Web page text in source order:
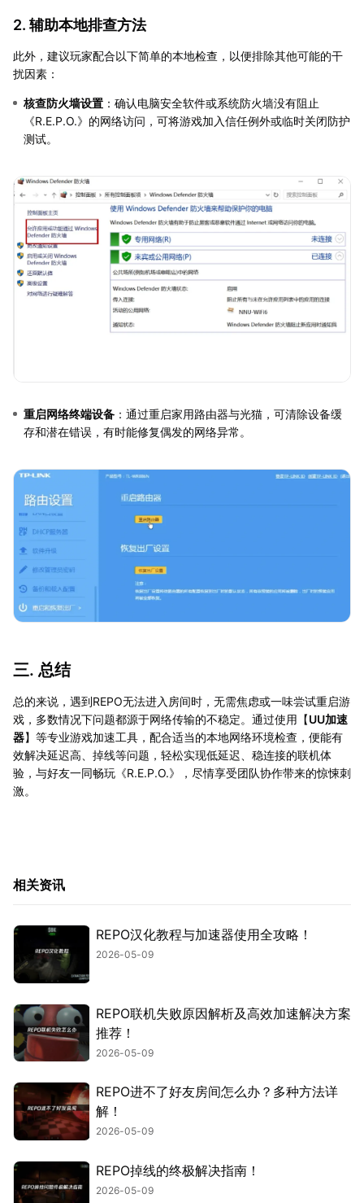
2. 辅助本地排查方法
此外，建议玩家配合以下简单的本地检查，以便排除其他可能的干
扰因素：
核查防火墙设置 ：确认电脑安全软件或系统防火墙没有阻止
《R.E.P.O.》的网络访问，可将游戏加入信任例外或临时关闭防护
测试。
重启网络终端设备 ：通过重启家用路由器与光猫，可清除设备缓
存和潜在错误，有时能修复偶发的网络异常。
三. 总结
总的来说，遇到REPO无法进入房间时，无需焦虑或一味尝试重启游
戏，多数情况下问题都源于网络传输的不稳定。通过使用【UU加速
器】等专业游戏加速工具，配合适当的本地网络环境检查，便能有
效解决延迟高、掉线等问题，轻松实现低延迟、稳连接的联机体
验，与好友一同畅玩《R.E.P.O.》，尽情享受团队协作带来的惊悚刺
激。
相关资讯
REPO汉化教程与加速器使用全攻略！
2026-05-09
REPO联机失败原因解析及高效加速解决方案
推荐！
2026-05-09
REPO进不了好友房间怎么办？多种方法详
解！
2026-05-09
REPO掉线的终极解决指南！
2026-05-09